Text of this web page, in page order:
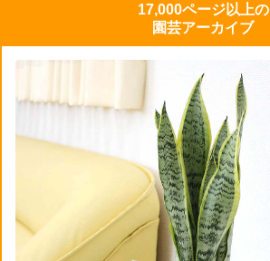
17,000ページ以上の
園芸アーカイブ